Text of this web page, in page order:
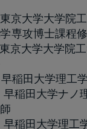
京大学大学院
専攻博士課程
京大学大学院
稲田大学理工
稲田大学ナノ
稲田大学理工